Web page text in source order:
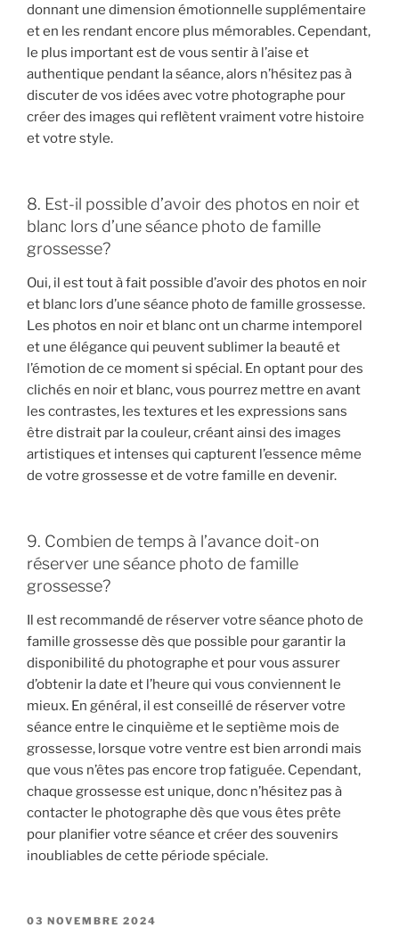
donnant une dimension émotionnelle supplémentaire
et en les rendant encore plus mémorables. Cependant,
le plus important est de vous sentir à l’aise et
authentique pendant la séance, alors n’hésitez pas à
discuter de vos idées avec votre photographe pour
créer des images qui reflètent vraiment votre histoire
et votre style.
8. Est-il possible d’avoir des photos en noir et
blanc lors d’une séance photo de famille
grossesse?
Oui, il est tout à fait possible d’avoir des photos en noir
et blanc lors d’une séance photo de famille grossesse.
Les photos en noir et blanc ont un charme intemporel
et une élégance qui peuvent sublimer la beauté et
l’émotion de ce moment si spécial. En optant pour des
clichés en noir et blanc, vous pourrez mettre en avant
les contrastes, les textures et les expressions sans
être distrait par la couleur, créant ainsi des images
artistiques et intenses qui capturent l’essence même
de votre grossesse et de votre famille en devenir.
9. Combien de temps à l’avance doit-on
réserver une séance photo de famille
grossesse?
Il est recommandé de réserver votre séance photo de
famille grossesse dès que possible pour garantir la
disponibilité du photographe et pour vous assurer
d’obtenir la date et l’heure qui vous conviennent le
mieux. En général, il est conseillé de réserver votre
séance entre le cinquième et le septième mois de
grossesse, lorsque votre ventre est bien arrondi mais
que vous n’êtes pas encore trop fatiguée. Cependant,
chaque grossesse est unique, donc n’hésitez pas à
contacter le photographe dès que vous êtes prête
pour planifier votre séance et créer des souvenirs
inoubliables de cette période spéciale.
PUBLIÉ
03 NOVEMBRE 2024